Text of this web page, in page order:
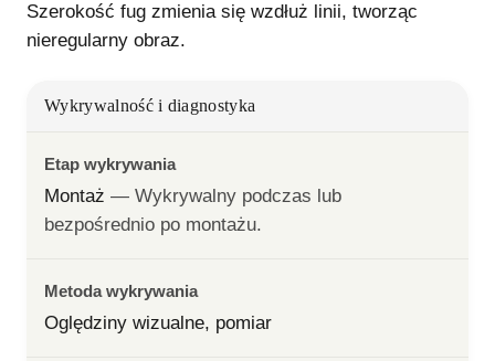
Szerokość fug zmienia się wzdłuż linii, tworząc
nieregularny obraz.
Wykrywalność i diagnostyka
Etap wykrywania
Montaż — Wykrywalny podczas lub
bezpośrednio po montażu.
Metoda wykrywania
Oględziny wizualne, pomiar